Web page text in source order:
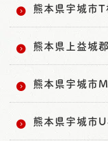
熊本県宇城市T
熊本県上益城
熊本県宇城市
熊本県宇城市U